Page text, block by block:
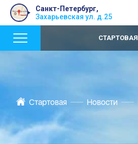
Санкт-Петербург,
Захарьевская ул. д.25
СТАРТОВАЯ
Стартовая Новости